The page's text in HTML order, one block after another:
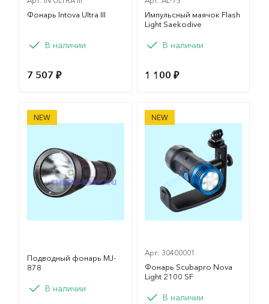
Фонарь Intova Ultra III
В наличии
7 507 ₽
Импульсный маячок Flash
Light Saekodive
В наличии
1 100 ₽
NEW
Подводный фонарь MJ-878
Подводный фонарь MJ-
878
В наличии
NEW
Фонарь Scubapro Nova
Арт: 30400001
Фонарь Scubapro Nova
Light 2100 SF
ВариантВ наличии